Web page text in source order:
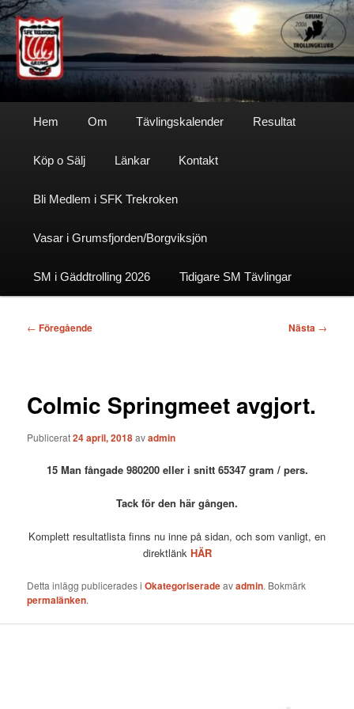
Hoppa
till
primärt
innehållSfktrekroken
Hem Om Tävlingskalender Resultat
Köp o Sälj Länkar Kontakt
Bli Medlem i SFK Trekroken
Vasar i Grumsfjorden/Borgviksjön
SM i Gäddtrolling 2026 Tidigare SM Tävlingar
Inläggsnavigering
← Föregående Nästa →
Colmic Springmeet avgjort.
Publicerat24 april, 2018avadmin
15 Man fångade 980200 eller i snitt 65347 gram / pers.
Tack för den här gången.
Komplett resultatlista finns nu inne på sidan, och som vanligt, en
direktlänk HÄR
Detta inlägg publicerades iOkategoriseradeavadmin. Bokmärk
permalänken.